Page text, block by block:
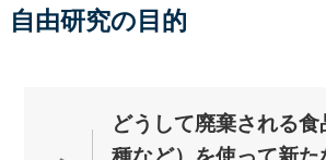
自由研究の目的
どうして廃棄される食